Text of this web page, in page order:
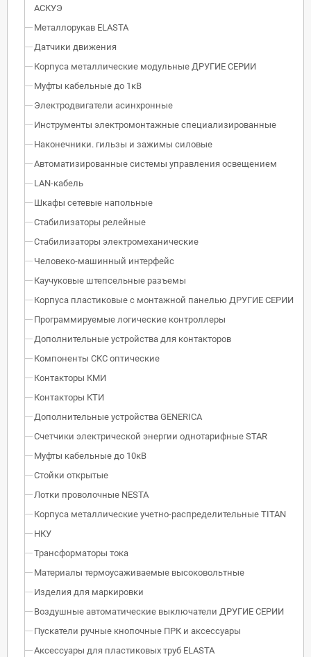
АСКУЭ
Металлорукав ELASTA
Датчики движения
Корпуса металлические модульные ДРУГИЕ СЕРИИ
Муфты кабельные до 1кВ
Электродвигатели асинхронные
Инструменты электромонтажные специализированные
Наконечники. гильзы и зажимы силовые
Автоматизированные системы управления освещением
LAN-кабель
Шкафы сетевые напольные
Стабилизаторы релейные
Стабилизаторы электромеханические
Человеко-машинный интерфейс
Каучуковые штепсельные разъемы
Корпуса пластиковые с монтажной панелью ДРУГИЕ СЕРИИ
Программируемые логические контроллеры
Дополнительные устройства для контакторов
Компоненты СКС оптические
Контакторы КМИ
Контакторы КТИ
Дополнительные устройства GENERICA
Счетчики электрической энергии однотарифные STAR
Муфты кабельные до 10кВ
Стойки открытые
Лотки проволочные NESTA
Корпуса металлические учетно-распределительные TITAN
НКУ
Трансформаторы тока
Материалы термоусаживаемые высоковольтные
Изделия для маркировки
Воздушные автоматические выключатели ДРУГИЕ СЕРИИ
Пускатели ручные кнопочные ПРК и аксессуары
Аксессуары для пластиковых труб ELASTA